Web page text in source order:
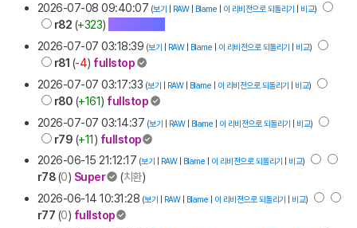
2026-07-08 09:40:07 (보기 RAW| Blame 이 리비전으로 되돌리기 비교)
r82 (+323)
2026-07-07 03:18:39 (보기 RAW| Blame 이 리비전으로 되돌리기 비교)
r81 (-4) fullstop
2026-07-07 03:17:33 (보기 RAW| Blame 이 리비전으로 되돌리기 비교)
r80 (+161) fullstop
2026-07-07 03:14:37 (보기 RAW| Blame 이 리비전으로 되돌리기 비교)
r79 (+11) fullstop
2026-06-15 21:12:17 (보기 RAW| Blame 이 리비전으로 되돌리기 비교)
r78(0) Super (치환)
2026-06-14 10:31:28 (보기 RAW| Blame 이 리비전으로 되돌리기 비교)
r77 (0) fullstop